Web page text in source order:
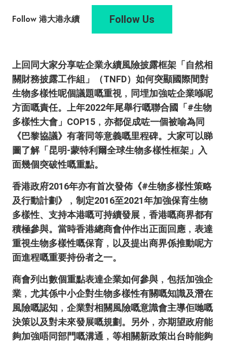
Follow 港大港永續 Follow Us
上回同大家分享咗企業永續風險披露框架「自然相
關財務披露工作組」（TNFD）如何突顯國際間對
生物多樣性呢個議題嘅重視﹐同埋加強咗企業喺呢
方面嘅責任。上年2022年尾舉行嘅聯合國「#生物
多樣性大會」COP15﹐亦都促成咗一個被喻為同
《巴黎協議》有著同等意義嘅里程碑。大家可以睇
圖了解「昆明-蒙特利爾全球生物多樣性框架」入
面幾個突破性嘅重點。
香港政府2016年亦有首次發佈《#生物多樣性策略
及行動計劃》﹐制定2016至2021年加強保育生物
多樣性、支持本港嘅可持續發展﹐香港嘅商界都有
積極參與。當時香港總商會仲作出正面回應﹐表達
重視生物多樣性嘅保育﹐以及提出商界係推動呢方
面進程嘅重要持份者之一。
商會列出數個重點表達企業如何參與﹐包括加強企
業﹐尤其係中小企對生物多樣性有關嘅知識及潛在
風險嘅認知﹐企業對相關風險嘅意識會主導佢哋嘅
決策以及對未來發展嘅規劃。另外﹐亦期望政府能
夠加強唔同部門嘅溝通﹐等相關新政策出台時能夠